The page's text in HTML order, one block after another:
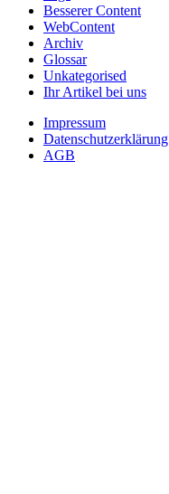
Besserer Content
WebContent
Archiv
Glossar
Unkategorised
Ihr Artikel bei uns
Impressum
Datenschutzerklärung
AGB